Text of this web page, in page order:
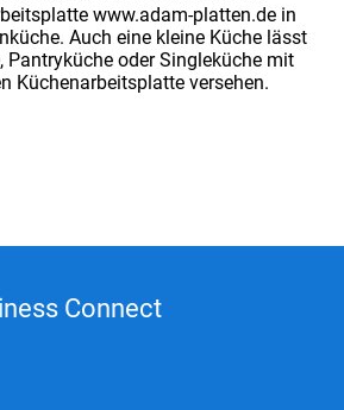
www.adam-platten.de in
Auch eine kleine Küche lässt
Pantryküche oder Singleküche mit
Küchenarbeitsplatte versehen.
Connect